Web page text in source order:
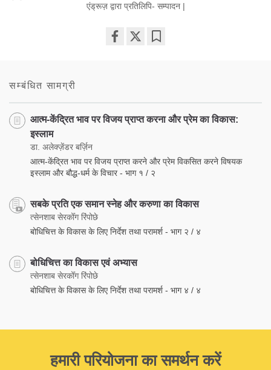
एंड्रूज़ द्वारा प्रतिलिपि- सम्पादन |
सम्बंधित सामग्री
आत्म-केंद्रित भाव पर विजय प्राप्त करना और प्रेम का विकास:
इस्लाम
डा. अलेक्ज़ेंडर बर्ज़िन
आत्म-केंद्रित भाव पर विजय प्राप्त करने और प्रेम विकसित करने विषयक
इस्लाम और बौद्ध-धर्म के विचार - भाग १ / २
सबके प्रति एक समान स्नेह और करुणा का विकास
त्सेनशाब सेरकोँग रिंपोछे
बोधिचित्त के विकास के लिए निर्देश तथा परामर्श - भाग २ / ४
बोधिचित्त का विकास एवं अभ्यास
त्सेनशाब सेरकोँग रिंपोछे
बोधिचित्त के विकास के लिए निर्देश तथा परामर्श - भाग ४ / ४
हमारी परियोजना का समर्थन करें